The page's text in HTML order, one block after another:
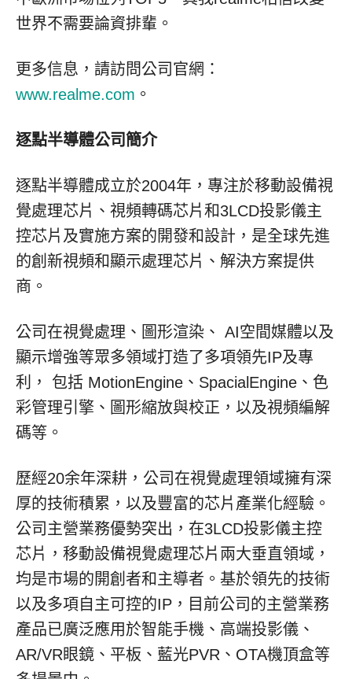
世界不需要論資排輩。
更多信息，請訪問公司官網：
www.realme.com 。
逐點半導體公司簡介
逐點半導體成立於2004年，專注於移動設備視
覺處理芯片、視頻轉碼芯片和3LCD投影儀主
控芯片及實施方案的開發和設計，是全球先進
的創新視頻和顯示處理芯片、解決方案提供
商。
公司在視覺處理、圖形渲染、 AI空間媒體以及
顯示增強等眾多領域打造了多項領先IP及專
利， 包括 MotionEngine、SpacialEngine、色
彩管理引擎、圖形縮放與校正，以及視頻編解
碼等。
歷經20余年深耕，公司在視覺處理領域擁有深
厚的技術積累，以及豐富的芯片產業化經驗。
公司主營業務優勢突出，在3LCD投影儀主控
芯片，移動設備視覺處理芯片兩大垂直領域，
均是市場的開創者和主導者。基於領先的技術
以及多項自主可控的IP，目前公司的主營業務
產品已廣泛應用於智能手機、高端投影儀、
AR/VR眼鏡、平板、藍光PVR、OTA機頂盒等